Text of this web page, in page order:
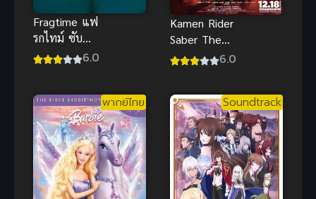
Fragtime แฟ
รกไทม์ ซับ
ไทย
6.0
Kamen Rider
Saber The
Movie ซับไทย
6.0
พากย์ไทย Soundtrack